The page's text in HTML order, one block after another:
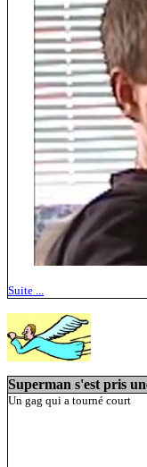
Suite ...
Superman s'est pris
Un gag qui a tourné court